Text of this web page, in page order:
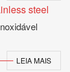
LEIA MAIS